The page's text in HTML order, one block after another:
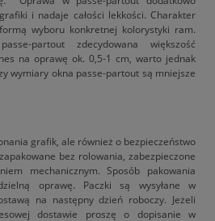
i nadaje całości lekkości. Charakter
wyboru konkretnej kolorystyki ram.
partout zdecydowana większość
na oprawę ok. 0,5-1 cm, warto jednak
wymiary okna passe-partout są mniejsze
grafik, ale również o bezpieczeństwo
bez rolowania, zabezpieczone
mechanicznym. Sposób pakowania
oprawę. Paczki są wysyłane w
na następny dzień roboczy. Jeżeli
dostawie proszę o dopisanie w